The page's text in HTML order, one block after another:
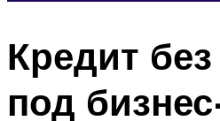
Кредит без
под